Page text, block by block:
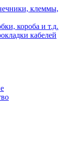
клеммы,
короба и т.д.
кабелей